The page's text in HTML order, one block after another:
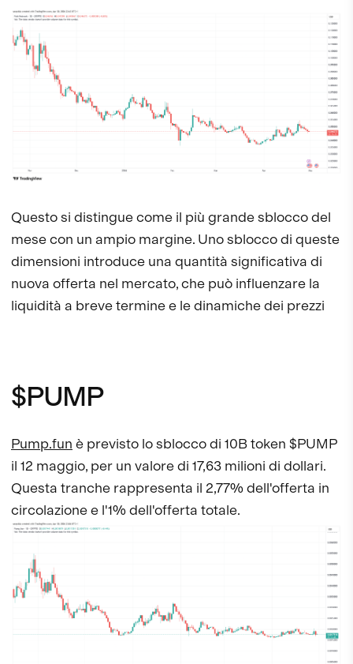
Questo si distingue come il più grande sblocco del
mese con un ampio margine. Uno sblocco di queste
dimensioni introduce una quantità significativa di
nuova offerta nel mercato, che può influenzare la
liquidità a breve termine e le dinamiche dei prezzi
$PUMP
Pump.fun è previsto lo sblocco di 10B token $PUMP
il 12 maggio, per un valore di 17,63 milioni di dollari.
Questa tranche rappresenta il 2,77% dell'offerta in
circolazione e l'1% dell'offerta totale.